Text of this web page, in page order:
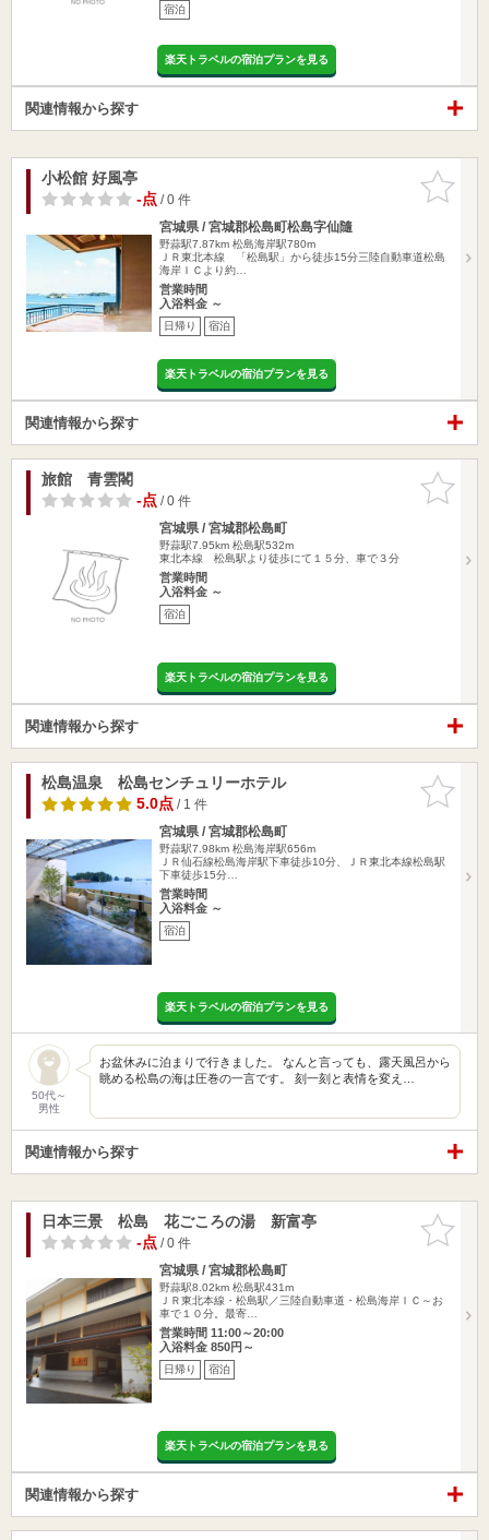
宿泊
楽天トラベルの宿泊プランを見る
関連情報から探す
お気に入
りに追加
小松館 好風亭
-点/ 0 件
宮城県 / 宮城郡松島町松島字仙隨
野蒜駅7.87km 松島海岸駅780m
ＪＲ東北本線 「松島駅」から徒歩15分三陸自動車道松島
海岸ＩＣより約…
営業時間
入浴料金 ～
日帰り 宿泊
楽天トラベルの宿泊プランを見る
関連情報から探す
お気に入
りに追加
旅館 青雲閣
-点/ 0 件
宮城県 / 宮城郡松島町
野蒜駅7.95km 松島駅532m
東北本線 松島駅より徒歩にて１５分、車で３分
営業時間
入浴料金 ～
宿泊
楽天トラベルの宿泊プランを見る
関連情報から探す
お気に入
りに追加
松島温泉 松島センチュリーホテル
5.0点/ 1 件
宮城県 / 宮城郡松島町
野蒜駅7.98km 松島海岸駅656m
ＪＲ仙石線松島海岸駅下車徒歩10分、ＪＲ東北本線松島駅
下車徒歩15分…
営業時間
入浴料金 ～
宿泊
楽天トラベルの宿泊プランを見る
50代～
男性
​お盆休みに泊まりで行きました。 なんと言っても、露天風呂から
眺める松島の海は圧巻の一言です。 刻一刻と表情を変え…
関連情報から探す
お気に入
りに追加
日本三景 松島 花ごころの湯 新富亭
-点/ 0 件
宮城県 / 宮城郡松島町
野蒜駅8.02km 松島駅431m
ＪＲ東北本線・松島駅／三陸自動車道・松島海岸ＩＣ～お
車で１０分。最寄…
営業時間 11:00～20:00
入浴料金 850円～
日帰り 宿泊
楽天トラベルの宿泊プランを見る
関連情報から探す